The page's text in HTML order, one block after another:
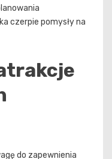
czerpie pomysły na
do zapewnienia